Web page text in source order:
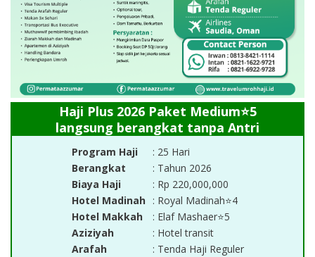
Haji Plus 2026 Paket Medium⭐5
langsung berangkat tanpa Antri
Program Haji
: 25 Hari
Berangkat
: Tahun 2026
Biaya Haji
: Rp 220,000,000
Hotel Madinah
: Royal Madinah⭐4
Hotel Makkah
: Elaf Mashaer⭐5
Aziziyah
: Hotel transit
Arafah
: Tenda Haji Reguler